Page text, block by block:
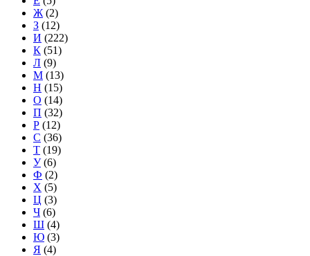
Ж (2)
З (12)
И (222)
К (51)
Л (9)
М (13)
Н (15)
О (14)
П (32)
Р (12)
С (36)
Т (19)
У(6)
Ф (2)
Х (5)
Ц (3)
Ч (6)
Ш (4)
Ю (3)
Я (4)